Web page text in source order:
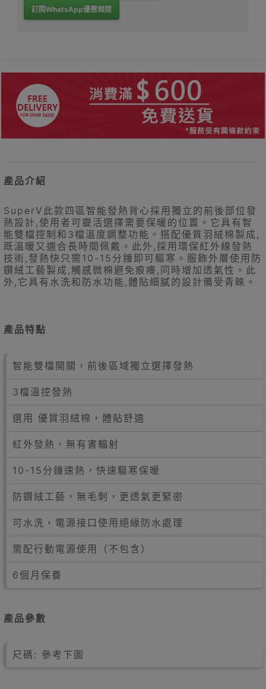
訂閱WhatsApp優惠頻道
產品介紹
SuperV此款四區智能發熱背心採用獨立的前後部位發
熱設計,使用者可靈活選擇需要保暖的位置。它具有智
能雙檔控制和3檔溫度調整功能。搭配優質羽絨棉製成,
既溫暖又適合長時間佩戴。此外,採用環保紅外線發熱
技術,發熱快只需10-15分鐘即可驅寒。服飾外層使用防
鑽絨工藝製成,觸感微棉避免痕癢,同時增加透氣性。此
外,它具有水洗和防水功能,體貼細膩的設計備受青睞。
產品特點
智能雙檔開關，前後區域獨立選擇發熱
3檔溫控發熱
選用 優質羽絨棉，體貼舒適
紅外發熱，無有害輻射
10-15分鐘速熱，快速驅寒保暖
防鑽絨工藝，無毛刺，更透氣更緊密
可水洗，電源接口使用絕緣防水處理
需配行動電源使用（不包含）
6個月保養
產品參數
尺碼: 參考下圖